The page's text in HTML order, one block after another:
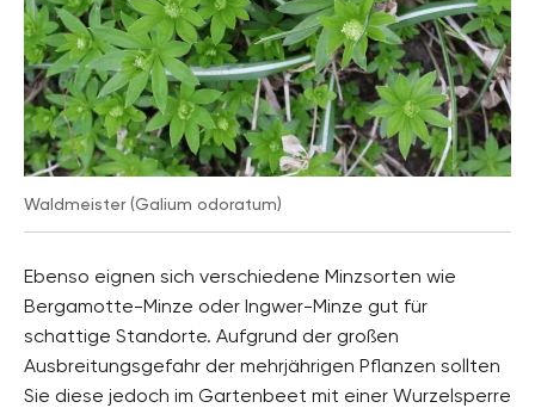
Waldmeister (Galium odoratum)
Ebenso eignen sich verschiedene Minzsorten wie
Bergamotte-Minze oder Ingwer-Minze gut für
schattige Standorte. Aufgrund der großen
Ausbreitungsgefahr der mehrjährigen Pflanzen sollten
Sie diese jedoch im Gartenbeet mit einer Wurzelsperre